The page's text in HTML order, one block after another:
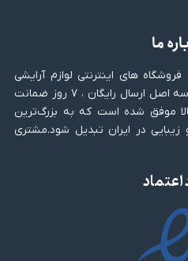
ما
های اینترنتی لوازم آرایشی
بهداشتی و زیبایی با پایبندی به سه اصل ارسال رایگان ، ۷ روز ضمانت
موفق شده است که به بزرگ‌ترین
زیبایی در ایران تبدیل شود.مشتری
اعتماد